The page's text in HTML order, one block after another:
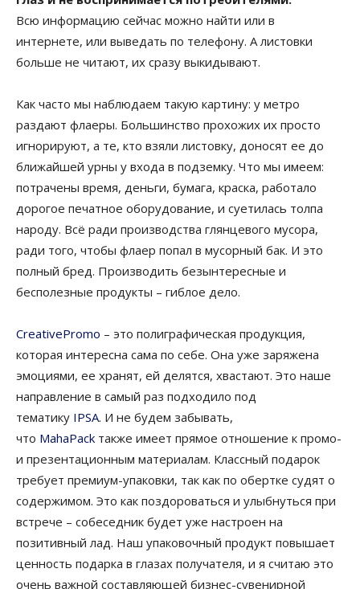
Всю информацию сейчас можно найти или в
интернете, или выведать по телефону. А листовки
больше не читают, их сразу выкидывают.
Как часто мы наблюдаем такую картину: у метро
раздают флаеры. Большинство прохожих их просто
игнорируют, а те, кто взяли листовку, доносят ее до
ближайшей урны у входа в подземку. Что мы имеем:
потрачены время, деньги, бумага, краска, работало
дорогое печатное оборудование, и суетилась толпа
народу. Всё ради производства глянцевого мусора,
ради того, чтобы флаер попал в мусорный бак. И это
полный бред. Производить безынтересные и
бесполезные продукты – гиблое дело.
CreativePromo – это полиграфическая продукция,
которая интересна сама по себе. Она уже заряжена
эмоциями, ее хранят, ей делятся, хвастают. Это наше
направление в самый раз подходило под
тематику IPSA. И не будем забывать,
что MahaPack также имеет прямое отношение к промо-
и презентационным материалам. Классный подарок
требует премиум-упаковки, так как по обертке судят о
содержимом. Это как поздороваться и улыбнуться при
встрече – собеседник будет уже настроен на
позитивный лад. Наш упаковочный продукт повышает
ценность подарка в глазах получателя, и я считаю это
очень важной составляющей бизнес-сувенирной